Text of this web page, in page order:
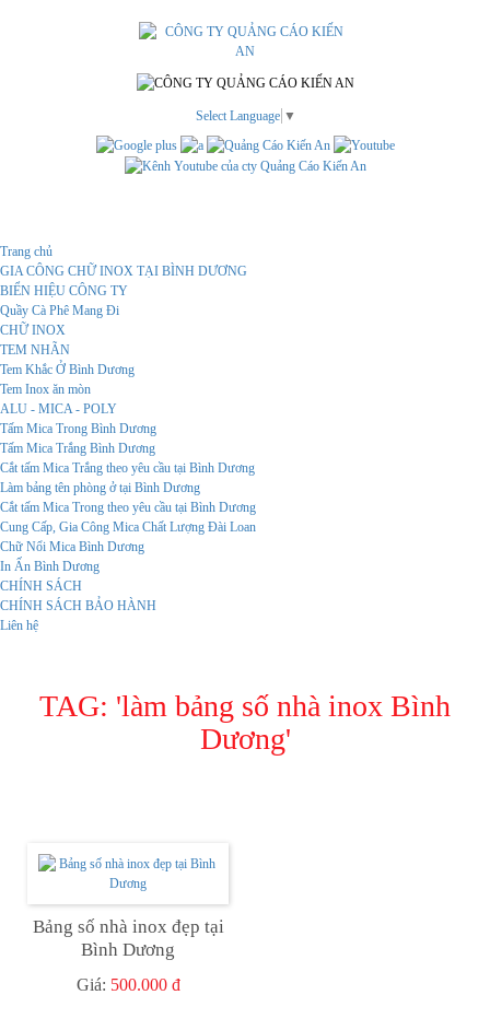
Select Language ▼
Trang chủ
GIA CÔNG CHỮ INOX TẠI BÌNH DƯƠNG
BIỂN HIỆU CÔNG TY
Quầy Cà Phê Mang Đi
CHỮ INOX
TEM NHÃN
Tem Khắc Ở Bình Dương
Tem Inox ăn mòn
ALU - MICA - POLY
Tấm Mica Trong Bình Dương
Tấm Mica Trắng Bình Dương
Cắt tấm Mica Trắng theo yêu cầu tại Bình Dương
Làm bảng tên phòng ở tại Bình Dương
Cắt tấm Mica Trong theo yêu cầu tại Bình Dương
Cung Cấp, Gia Công Mica Chất Lượng Đài Loan
Chữ Nổi Mica Bình Dương
In Ấn Bình Dương
CHÍNH SÁCH
CHÍNH SÁCH BẢO HÀNH
Liên hệ
TAG: 'làm bảng số nhà inox Bình
Dương'
Bảng số nhà inox đẹp tại
Bình Dương
Giá: 500.000 đ